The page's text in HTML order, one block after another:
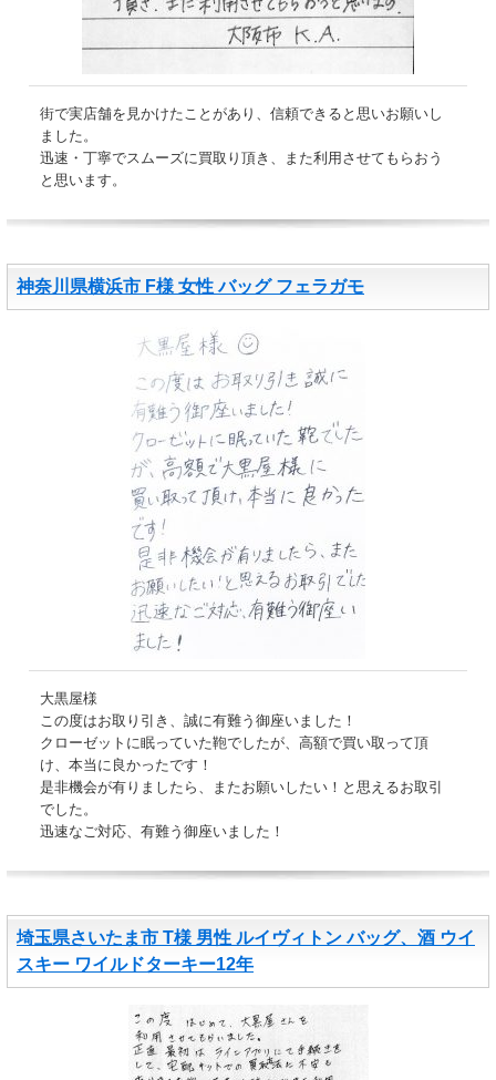
街で実店舗を見かけたことがあり、信頼できると思いお願いし
ました。
迅速・丁寧でスムーズに買取り頂き、また利用させてもらおう
と思います。
神奈川県横浜市 F様 女性 バッグ フェラガモ
大黒屋様
この度はお取り引き、誠に有難う御座いました！
クローゼットに眠っていた鞄でしたが、高額で買い取って頂
け、本当に良かったです！
是非機会が有りましたら、またお願いしたい！と思えるお取引
でした。
迅速なご対応、有難う御座いました！
埼玉県さいたま市 T様 男性 ルイヴィトン バッグ、酒 ウイ
スキー ワイルドターキー12年